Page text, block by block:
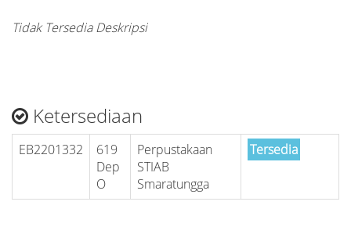
Tidak Tersedia Deskripsi
Ketersediaan
EB2201332
619
Dep
O
Perpustakaan
STIAB
Smaratungga
Tersedia